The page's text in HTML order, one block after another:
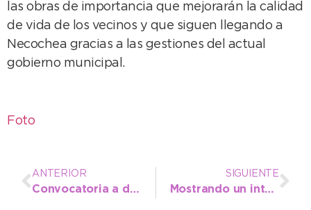
las obras de importancia que mejorarán la calidad
de vida de los vecinos y que siguen llegando a
Necochea gracias a las gestiones del actual
gobierno municipal.
Foto
ANTERIOR
Convocatoria a docentes de yoga para celebrar del Día Internacional
SIGUIENTE
Mostrando un interesante contenido, se realizó el taller de exportación GLOBA